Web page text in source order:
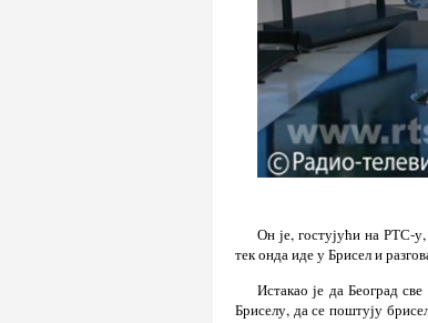
Он је, гостујући на РТС-
тек онда иде у Брисел и
Истакао је да Београд
Бриселу, да се поштују